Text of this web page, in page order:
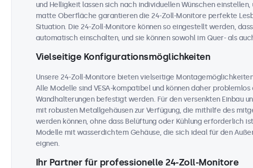
und Helligkeit lassen sich nach individuellen Wünschen
matte Oberfläche garantieren die 24-Zoll-Monitore perfekte
Situation. Die 24-Zoll-Monitore können so eingestellt werden,
automatisch einschalten, und sie können sowohl im Quer- als
Vielseitige Konfigurationsmöglichkeiten
Unsere 24-Zoll-Monitore bieten vielseitige
Alle Modelle sind VESA-kompatibel und können daher
Wandhalterungen befestigt werden. Für den versenkten Einbau
mit robusten Metallgehäusen zur Verfügung, die mithilfe des
werden können, ohne dass Belüftung oder Kühlung erforderlich
Modelle mit wasserdichtem Gehäuse, die sich ideal für den
eignen.
Ihr Partner für professionelle 24-Zoll-Monitore